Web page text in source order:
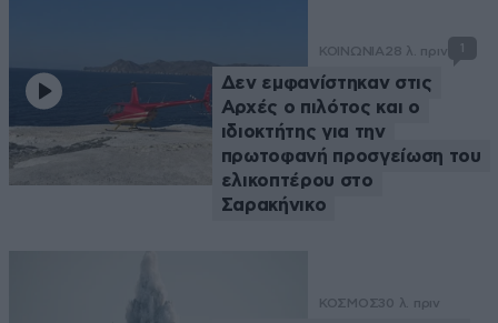
ΚΟΙΝΩΝΙΑ 28 λ. πριν 1
Δεν εμφανίστηκαν στις
Αρχές o πιλότος και o
ιδιοκτήτης για την
πρωτοφανή προσγείωση του
ελικοπτέρου στο
Σαρακήνικο
ΚΟΣΜΟΣ30 λ. πριν